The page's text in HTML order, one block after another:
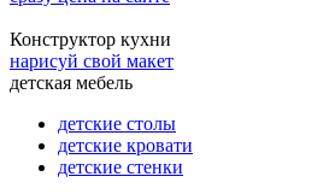
Конструктор кухни
нарисуй свой макет
детская мебель
детские столы
детские кровати
детские стенки